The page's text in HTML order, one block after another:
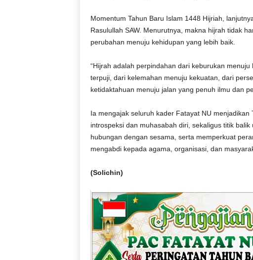
Momentum Tahun Baru Islam 1448 Hijriah,
Rasulullah SAW. Menurutnya, makna hijrah tidak
perubahan menuju kehidupan yang lebih baik.
“Hijrah adalah perpindahan dari keburukan
terpuji, dari kelemahan menuju kekuatan, dari
ketidaktahuan menuju jalan yang penuh ilmu dan
Ia mengajak seluruh kader Fatayat NU
introspeksi dan muhasabah diri, sekaligus titik
hubungan dengan sesama, serta memperkuat
mengabdi kepada agama, organisasi, dan
(Solichin)